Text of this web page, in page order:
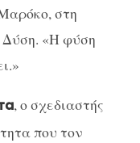
στη
Δύση. «Η φύση
, ο σχεδιαστής
που τον